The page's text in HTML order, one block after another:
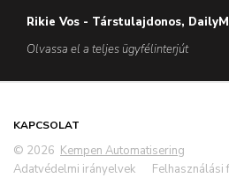
Rikie Vos - Társtulajdonos,
Olvassa el a teljes ügyfélinterjút
KAPCSOLAT
© 2026 Kempen Automatisering
Adatvédelmi irányelvek
Felhasználási